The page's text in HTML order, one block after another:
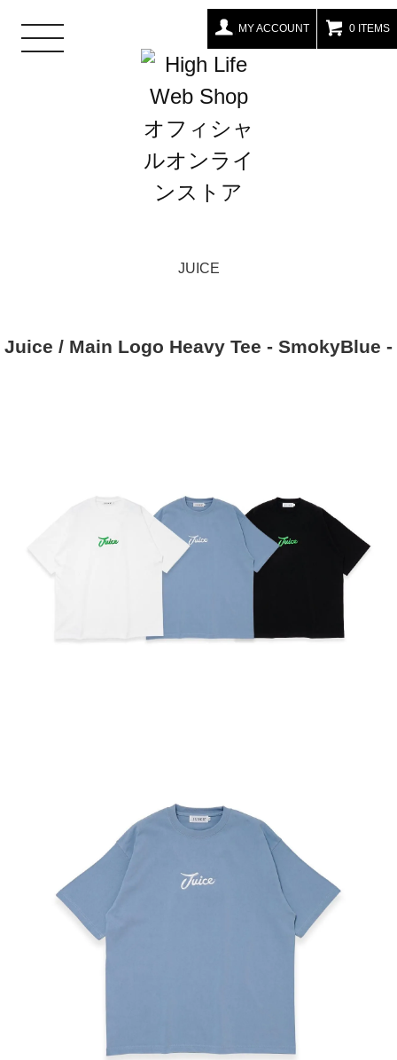
toggle
navigation
0 ITEMS
MY ACCOUNT
JUICE
Juice / Main Logo Heavy Tee - SmokyBlue -